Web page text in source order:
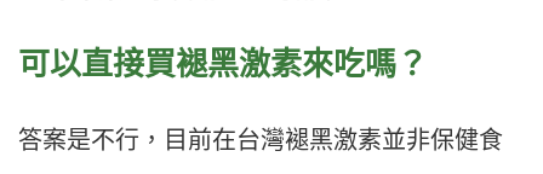
可以直接買褪黑激素來吃嗎？
答案是不行，目前在台灣褪黑激素並非保健食